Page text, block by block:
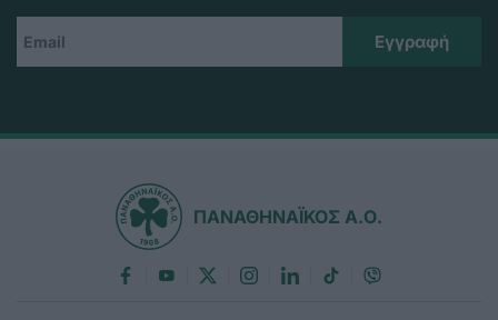
ΠΑΝΑΘΗΝΑΪΚΟΣ Α.Ο.